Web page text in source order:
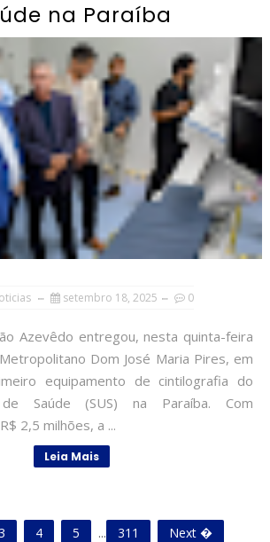
na Paraíba
setembro 18, 2025 0
Azevêdo entregou, nesta quinta-feira
Dom José Maria Pires, em
equipamento de cintilografia do
Saúde (SUS) na Paraíba. Com
2,5 milhões, a ...
Leia Mais
4 5 ... 311 Next �